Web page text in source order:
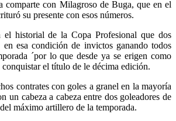
comparte con Milagroso de Buga, que en el
su presente con esos números.
historial de la Copa Profesional que dos
en esa condición de invictos ganando todos
´por lo que desde ya se erigen como
conquistar el título de le décima edición.
contrates con goles a granel en la mayoría
un cabeza a cabeza entre dos goleadores de
máximo artillero de la temporada.